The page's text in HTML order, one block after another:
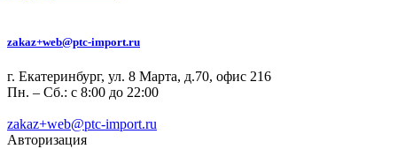
zakaz+web@ptc-import.ru
г. Екатеринбург, ул. 8 Марта, д.70, офис 216
Пн. – Сб.: с 8:00 до 22:00
zakaz+web@ptc-import.ru
Авторизация